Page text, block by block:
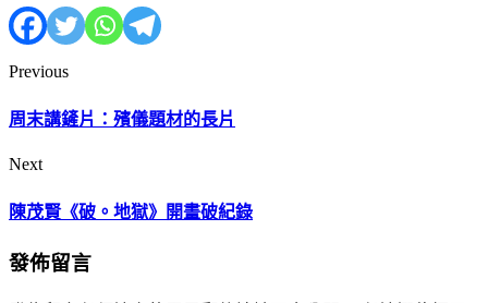
Previous
周末講鏟片：殯儀題材的長片
Next
陳茂賢《破。地獄》開畫破紀錄
發佈留言